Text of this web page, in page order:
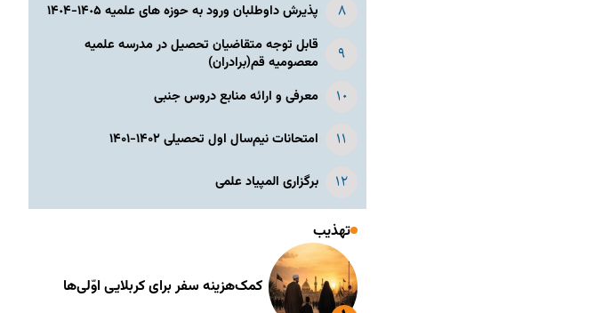
پذیرش داوطلبان ورود به حوزه های علمیه ١۴٠۵-١۴٠۴
قابل توجه متقاضیان تحصیل در مدرسه علمیه
معصومیه قم(برادران)
معرفی و ارائه منابع دروس جنبی
امتحانات نیم‌سال اول تحصیلی ۱۴۰۲-۱۴۰۱
برگزاری المپیاد علمی
تهذیب
کمک‌هزینه سفر برای کربلایی اوّلی‌ها